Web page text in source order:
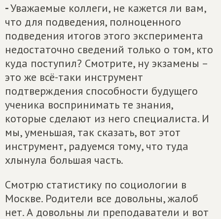
-Уважаемые коллеги, не кажется ли вам,
что для подведения, полноценного
подведения итогов этого эксперимента
недостаточно сведений только о том, кто
куда поступил? Смотрите, ну экзамены –
это же всё-таки инструмент
подтверждения способности будущего
ученика воспринимать те знания,
которые сделают из него специалиста. И
мы, уменьшая, так сказать, вот этот
инструмент, радуемся тому, что туда
хлынула большая часть.
Смотрю статистику по социологии в
Москве. Родители все довольны, жалоб
нет. А довольны ли преподаватели и вот